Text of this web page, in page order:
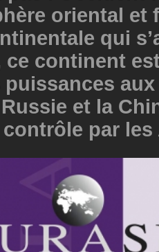
oriental et
qui
continent
puissances
et la
contrôle par